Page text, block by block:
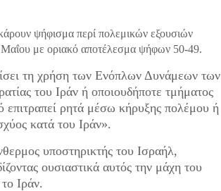
ψήφισμα περί πολεμικών εξουσιών
με οριακό αποτέλεσμα ψήφων 50-49.
τη χρήση των Ενόπλων Δυνάμεων των
του Ιράν ή οποιουδήποτε τμήματος
επιτραπεί ρητά μέσω κήρυξης πολέμου ή
κατά του Ιράν».
υποστηρικτής του Ισραήλ,
ουσιαστικά αυτός την μάχη του
Ιράν.